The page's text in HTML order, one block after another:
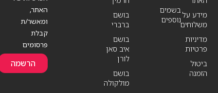
מידע על
משלוחים
מדיניות
פרטיות
ביטול
הזמנה
בשמים
נוספים
בושם
ברברי
בושם
איב סאן
לורן
בושם
מולקולה
האתר,
ומאשר/ת
קבלת
פרסומים
הרשמה